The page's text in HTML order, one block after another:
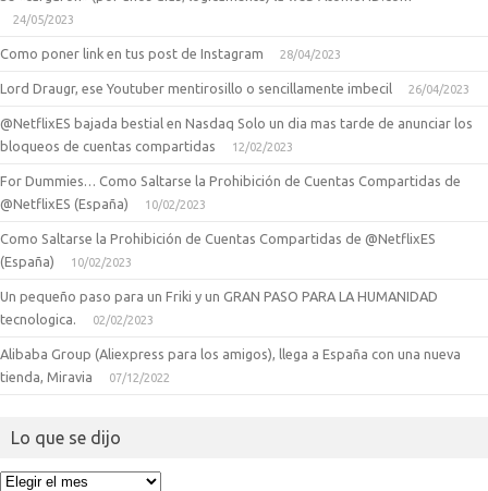
24/05/2023
Como poner link en tus post de Instagram 28/04/2023
Lord Draugr, ese Youtuber mentirosillo o sencillamente imbecil 26/04/2023
@NetflixES bajada bestial en Nasdaq Solo un dia mas tarde de anunciar los
bloqueos de cuentas compartidas
12/02/2023
For Dummies… Como Saltarse la Prohibición de Cuentas Compartidas de
@NetflixES (España)
10/02/2023
Como Saltarse la Prohibición de Cuentas Compartidas de @NetflixES
(España)
10/02/2023
Un pequeño paso para un Friki y un GRAN PASO PARA LA HUMANIDAD
tecnologica.
02/02/2023
Alibaba Group (Aliexpress para los amigos), llega a España con una nueva
tienda, Miravia
07/12/2022
Lo que se dijo
Lo